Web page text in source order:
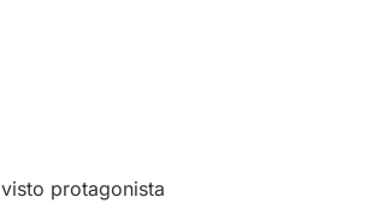
protagonista